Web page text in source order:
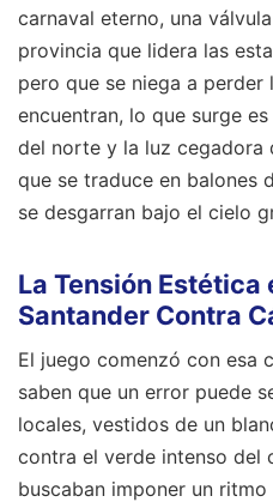
carnaval eterno, una
provincia que lidera las
pero que se niega a perder
encuentran, lo que surge
del norte y la luz cegadora
que se traduce en balones
se desgarran bajo el cielo
La Tensión Estética
Santander Contra
El juego comenzó con esa
saben que un error puede
locales, vestidos de un
contra el verde intenso del
buscaban imponer un ritmo